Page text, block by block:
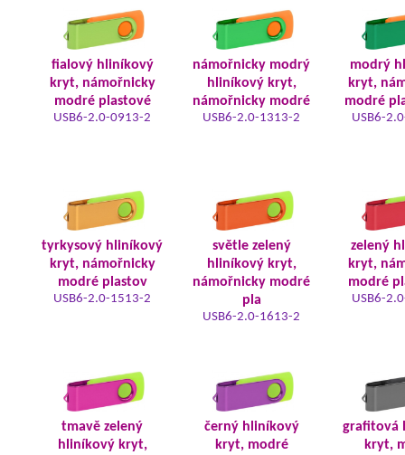
fialový hliníkový
kryt, námořnicky
modré plastové
USB6-2.0-0913-2
námořnicky modrý
hliníkový kryt,
námořnicky modré
USB6-2.0-1313-2
modrý
kryt,
modré
USB6-
tyrkysový hliníkový
kryt, námořnicky
modré plastov
USB6-2.0-1513-2
světle zelený
hliníkový kryt,
námořnicky modré
pla
USB6-2.0-1613-2
zelený
kryt,
modré
USB6-
tmavě zelený
hliníkový kryt,
černý hliníkový
kryt, modré
grafitová
kryt,